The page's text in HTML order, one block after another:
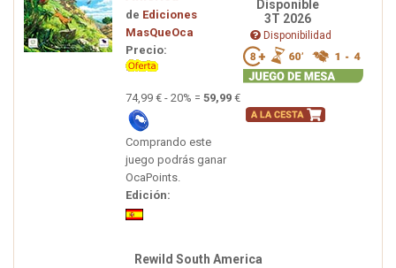
de Ediciones
MasQueOca
Precio:
74,99 € - 20% = 59,99 €
Comprando este
juego podrás ganar
OcaPoints.
Edición:
Disponible
3T 2026
Disponibilidad
Rewild South America